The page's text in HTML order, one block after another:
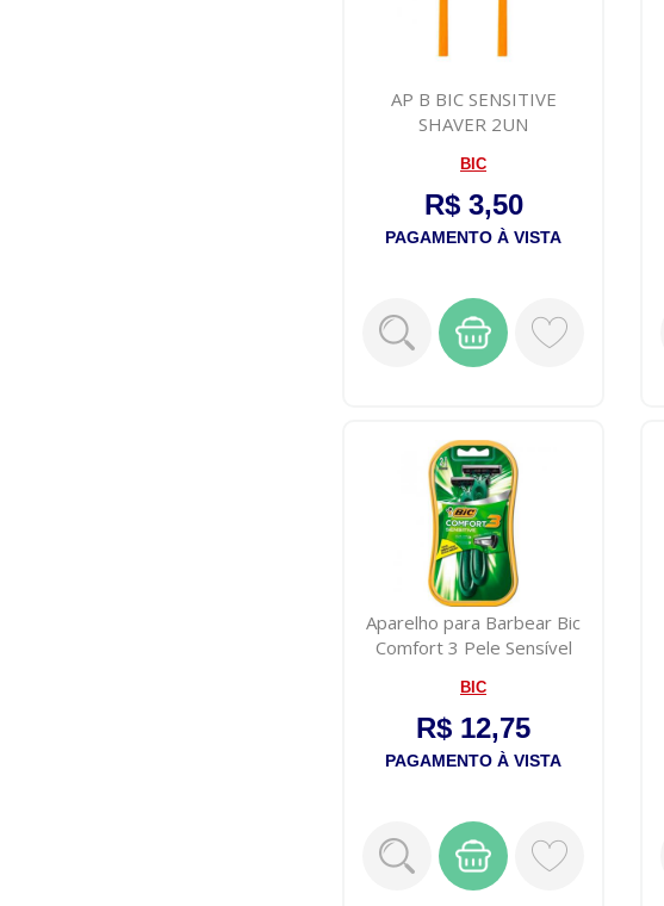
AP B BIC SENSITIVE
SHAVER 2UN
BIC
R$ 3,50
PAGAMENTO À VISTA
Aparelho para Barbear Bic
Comfort 3 Pele Sensível
BIC
R$ 12,75
PAGAMENTO À VISTA